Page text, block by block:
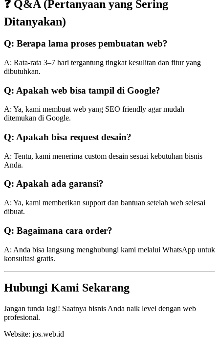
❓ Q&A (Pertanyaan yang Sering
Ditanyakan)
Q: Berapa lama proses pembuatan web?
A: Rata-rata 3–7 hari tergantung tingkat kesulitan dan fitur yang
dibutuhkan.
Q: Apakah web bisa tampil di Google?
A: Ya, kami membuat web yang SEO friendly agar mudah
ditemukan di Google.
Q: Apakah bisa request desain?
A: Tentu, kami menerima custom desain sesuai kebutuhan bisnis
Anda.
Q: Apakah ada garansi?
A: Ya, kami memberikan support dan bantuan setelah web selesai
dibuat.
Q: Bagaimana cara order?
A: Anda bisa langsung menghubungi kami melalui WhatsApp untuk
konsultasi gratis.
Hubungi Kami Sekarang
Jangan tunda lagi! Saatnya bisnis Anda naik level dengan web
profesional.
Website: jos.web.id